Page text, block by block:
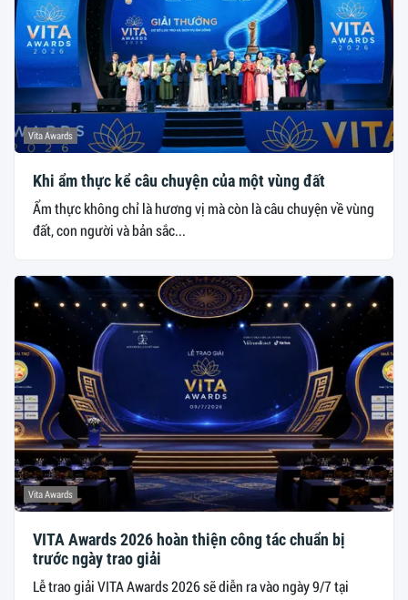
Vita Awards
Khi ẩm thực kể câu chuyện của một vùng đất
Ẩm thực không chỉ là hương vị mà còn là câu chuyện về vùng
đất, con người và bản sắc...
Vita Awards
VITA Awards 2026 hoàn thiện công tác chuẩn bị
trước ngày trao giải
Lễ trao giải VITA Awards 2026 sẽ diễn ra vào ngày 9/7 tại